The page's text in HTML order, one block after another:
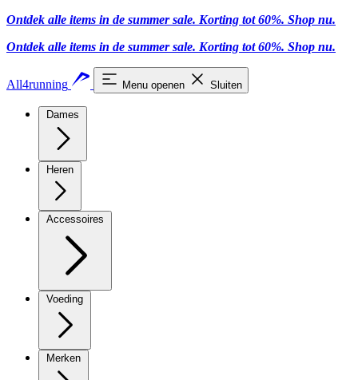
Ontdek alle items in de summer sale. Korting tot 60%. Shop nu.
Ontdek alle items in de summer sale. Korting tot 60%. Shop nu.
All4running Menu openen Sluiten
Dames
Heren
Accessoires
Voeding
Merken